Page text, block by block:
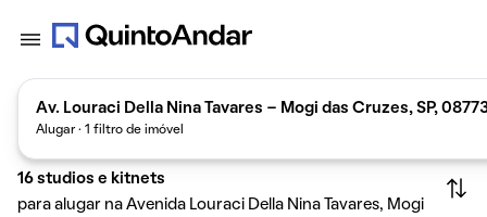
Av. Louraci Della Nina Tavares - Mogi das Cruzes, SP,
Alugar · 1 filtro de imóvel
16 studios e kitnets
para alugar na Avenida Louraci Della Nina Tavares, Mogi